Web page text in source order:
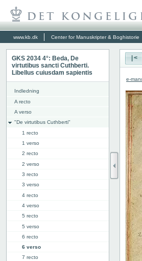
www.kb.dk Center for Manuskripter & Boghistorie
GKS 2034 4°: Beda, De
virtutibus sancti Cuthberti.
Libellus cuiusdam sapientis
Indledning
A recto
A verso
"De virtutibus Cuthberti"
1 recto
1 verso
2 recto
2 verso
3 recto
3 verso
4 recto
4 verso
5 recto
5 verso
6 recto
6 verso
7 recto
|<
e-